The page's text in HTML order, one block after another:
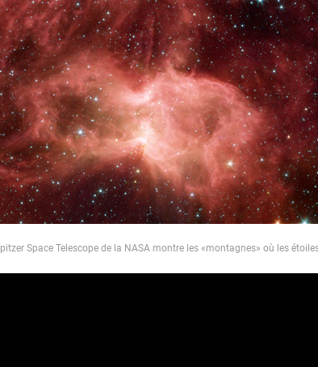
Space Telescope de la NASA montre les «montagnes» où les